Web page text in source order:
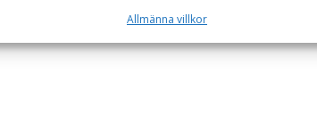
Allmänna villkor
robust funktion och driftsäkerhet.